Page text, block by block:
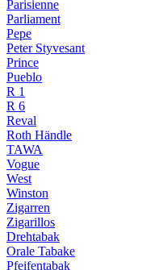
Parisienne
Parliament
Pepe
Peter Styvesant
Prince
Pueblo
R 1
R 6
Reval
Roth Händle
TAWA
Vogue
West
Winston
Zigarren
Zigarillos
Drehtabak
Orale Tabake
Pfeifentabak